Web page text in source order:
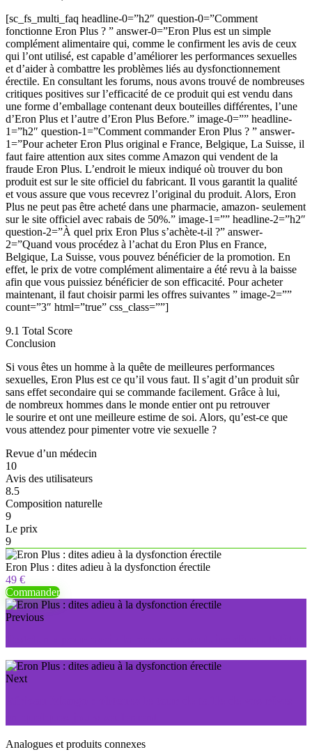
[sc_fs_multi_faq headline-0=”h2″ question-0=”Comment
fonctionne Eron Plus ? ” answer-0=”Eron Plus est un simple
complément alimentaire qui, comme le confirment les avis de ceux
qui l’ont utilisé, est capable d’améliorer les performances sexuelles
et d’aider à combattre les problèmes liés au dysfonctionnement
érectile. En consultant les forums, nous avons trouvé de nombreuses
critiques positives sur l’efficacité de ce produit qui est vendu dans
une forme d’emballage contenant deux bouteilles différentes, l’une
d’Eron Plus et l’autre d’Eron Plus Before.” image-0=”” headline-
1=”h2″ question-1=”Comment commander Eron Plus ? ” answer-
1=”Pour acheter Eron Plus original e France, Belgique, La Suisse, il
faut faire attention aux sites comme Amazon qui vendent de la
fraude Eron Plus. L’endroit le mieux indiqué où trouver du bon
produit est sur le site officiel du fabricant. Il vous garantit la qualité
et vous assure que vous recevrez l’original du produit. Alors, Eron
Plus ne peut pas être acheté dans une pharmacie, amazon- seulement
sur le site officiel avec rabais de 50%.” image-1=”” headline-2=”h2″
question-2=”À quel prix Eron Plus s’achète-t-il ?” answer-
2=”Quand vous procédez à l’achat du Eron Plus en France,
Belgique, La Suisse, vous pouvez bénéficier de la promotion. En
effet, le prix de votre complément alimentaire a été revu à la baisse
afin que vous puissiez bénéficier de son efficacité. Pour acheter
maintenant, il faut choisir parmi les offres suivantes ” image-2=””
count=”3″ html=”true” css_class=””]
9.1 Total Score
Conclusion
Si vous êtes un homme à la quête de meilleures performances
sexuelles, Eron Plus est ce qu’il vous faut. Il s’agit d’un produit sûr
sans effet secondaire qui se commande facilement. Grâce à lui,
de nombreux hommes dans le monde entier ont pu retrouver
le sourire et ont une meilleure estime de soi. Alors, qu’est-ce que
vous attendez pour pimenter votre vie sexuelle ?
Revue d’un médecin
10
Avis des utilisateurs
8.5
Composition naturelle
9
Le prix
9
Eron Plus : dites adieu à la dysfonction érectile
49 €
Commander
Previous
Next
Analogues et produits connexes